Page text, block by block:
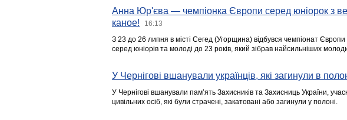
Анна Юр'єва — чемпіонка Європи серед юніорок з
каное!
16:13
З 23 до 26 липня в місті Сегед (Угорщина) відбувся чемпіонат
серед юніорів та молоді до 23 років, який зібрав найсильніших
У Чернігові вшанували українців, які загинули в
У Чернігові вшанували пам’ять Захисників та Захисниць України,
цивільних осіб, які були страчені, закатовані або загинули у полоні.